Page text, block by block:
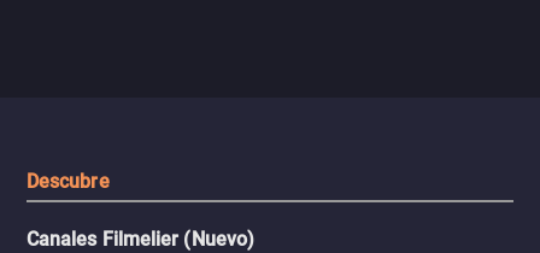
Descubre
Canales Filmelier (Nuevo)